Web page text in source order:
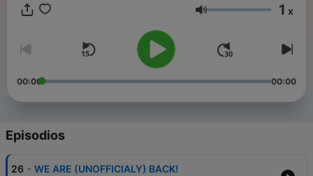
Volumen 1 x
00:00 00:00
Episodios
26 - WE ARE (UNOFFICIALY) BACK!